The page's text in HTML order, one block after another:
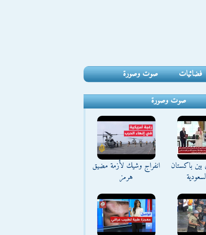
فضائيات صوت وصورة
صوت وصورة
باكستان
انفراج وشيك لأزمة مضيق
هرمز